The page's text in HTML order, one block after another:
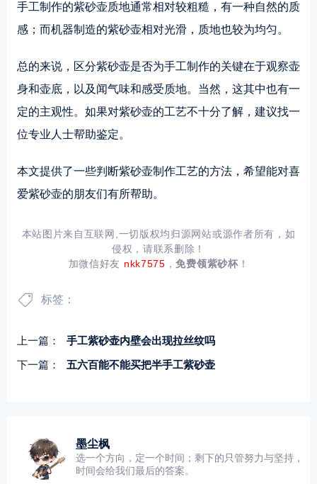
手工制作的紫砂壶质地通常相对较粗糙，有一种自然的质
感；而机器制造的紫砂壶相对光滑，质地也较为均匀。
总的来说，区分紫砂壶是否为手工制作的关键在于观察壶
身和壶底，以及闻气味和感受质地。当然，这其中也有一
定的主观性。如果对紫砂壶的工艺不十分了解，建议找一
位专业人士帮助鉴定。
本文提供了一些判断紫砂壶制作工艺的方法，希望能对喜
爱紫砂壶的朋友们有所帮助。
本站图片来自互联网,一切版权均归源网站或源作者所有，如
侵权，请联系删除！
加微信好友 nkk7575 ，免费领紫砂杯！
标签：
上一篇：
手工紫砂壶内壁会出现拉丝纹吗
下一篇：
五六百能不能买把半手工紫砂壶
墨尘枫
选一个方向，定一个时间；剩下的只管努力与坚持，
时间会给我们最后的答案。